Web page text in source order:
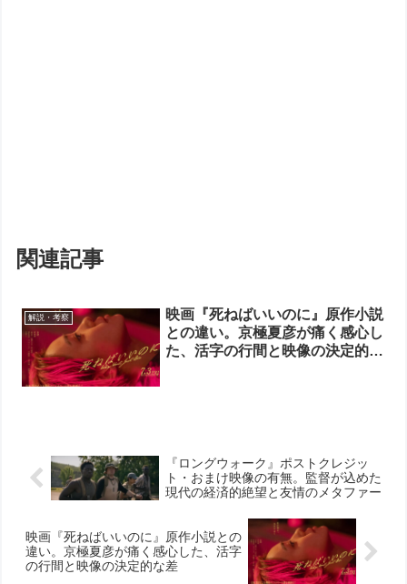
関連記事
解説・考察
映画『死ねばいいのに』原作小説
との違い。京極夏彦が痛く感心し
た、活字の行間と映像の決定的な
『ロングウォーク』ポストクレジッ
ト・おまけ映像の有無。監督が込めた
現代の経済的絶望と友情のメタファー
映画『死ねばいいのに』原作小説との
違い。京極夏彦が痛く感心した、活字
の行間と映像の決定的な差